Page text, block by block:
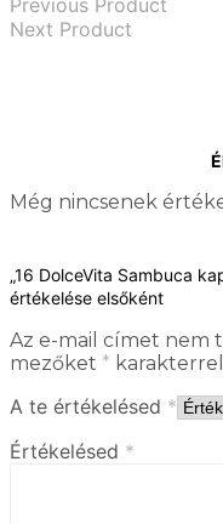
Next Product
Még nincsenek
„16 DolceVita Sambuca
értékelése elsőként
Az e-mail címet nem
mezőket *
A te értékelésed *
Értékelésed *